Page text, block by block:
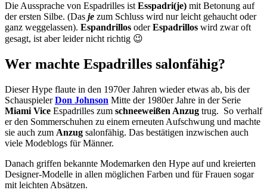
Die Aussprache von Espadrilles ist Esspadri(je) mit Betonung auf
der ersten Silbe. (Das je zum Schluss wird nur leicht gehaucht oder
ganz weggelassen). Espandrillos oderEspadrillos wird zwar oft
gesagt, ist aber leider nicht richtig 😉
Wer machte Espadrilles salonfähig?
Dieser Hype flaute in den 1970er Jahren wieder etwas ab, bis der
SchauspielerDon Johnson Mitte der 1980er Jahre in der Serie
Miami Vice Espadrilles zum schneeweißen Anzug trug. So verhalf
er den Sommerschuhen zu einem erneuten Aufschwung und machte
sie auch zum Anzug salonfähig. Das bestätigen inzwischen auch
viele Modeblogs für Männer.
Danach griffen bekannte Modemarken den Hype auf und kreierten
Designer-Modelle in allen möglichen Farben und für Frauen sogar
mit leichten Absätzen.